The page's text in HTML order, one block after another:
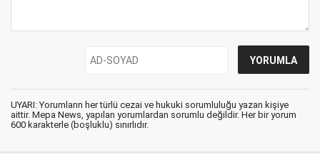
UYARI: Yorumların her türlü cezai ve hukuki sorumluluğu yazan kişiye
aittir. Mepa News, yapılan yorumlardan sorumlu değildir. Her bir yorum
600 karakterle (boşluklu) sınırlıdır.